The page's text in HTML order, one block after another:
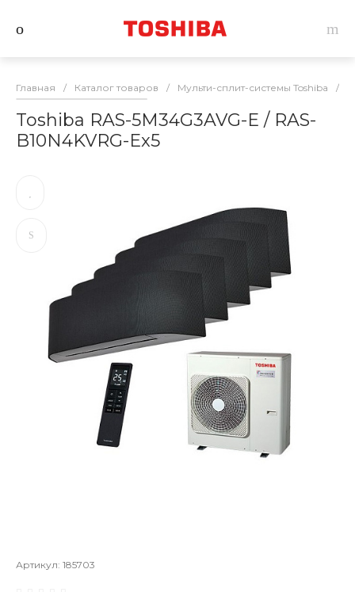
Главная / Каталог товаров / Мульти-сплит-системы Toshiba /
Toshiba RAS-5M34G3AVG-E / RAS-
B10N4KVRG-Ex5
Артикул: 185703